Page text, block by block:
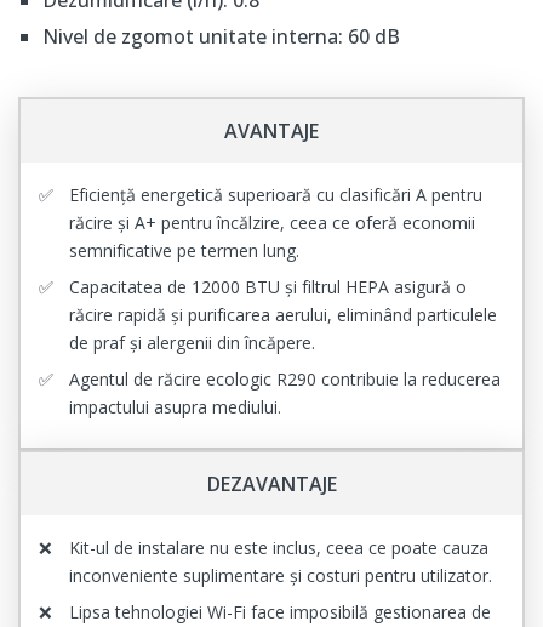
Nivel de zgomot unitate interna: 60 dB
AVANTAJE
Eficiență energetică superioară cu clasificări A pentru
răcire și A+ pentru încălzire, ceea ce oferă economii
semnificative pe termen lung.
Capacitatea de 12000 BTU și filtrul HEPA asigură o
răcire rapidă și purificarea aerului, eliminând particulele
de praf și alergenii din încăpere.
Agentul de răcire ecologic R290 contribuie la reducerea
impactului asupra mediului.
DEZAVANTAJE
Kit-ul de instalare nu este inclus, ceea ce poate cauza
inconveniente suplimentare și costuri pentru utilizator.
Lipsa tehnologiei Wi-Fi face imposibilă gestionarea de